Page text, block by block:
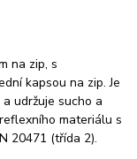
na zip, s
kapsou na zip. Je
udržuje sucho a
materiálu s
20471 (třída 2).